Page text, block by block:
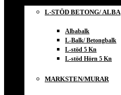
L-STÖD BETONG/ ALBA
Albabalk
L-Balk/ Betongbalk
L-stöd 5 Kn
L-stöd Hörn 5 Kn
MARKSTEN/MURAR